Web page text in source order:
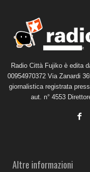
Radio Città Fujiko è edita
00954970372 Via Zanardi
giornalistica registrata
aut. n° 4553
Altre informazioni